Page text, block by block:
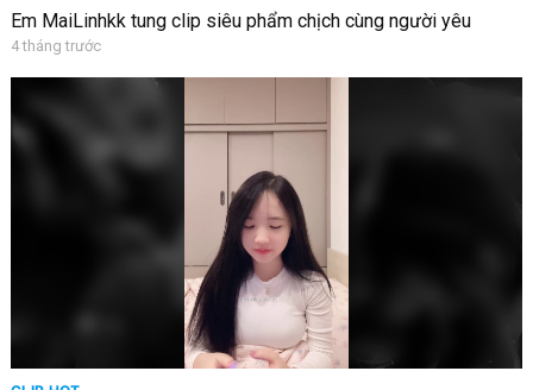
Em MaiLinhkk tung clip siêu phẩm chịch cùng người yêu
4 tháng trước